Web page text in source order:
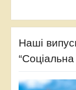
Наші
Відеопрогравач